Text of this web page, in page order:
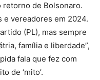
retorno de Bolsonaro.
e vereadores em 2024.
(PL), mas sempre
família e liberdade”,
fala que fez com
de ‘mito’.